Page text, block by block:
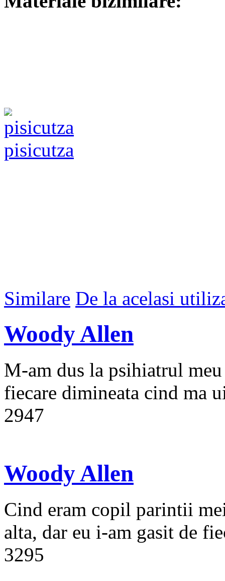
pisicutza
Similare De la acelasi
Woody Allen
M-am dus la psihiatrul
fiecare dimineata cind ma
2947
Woody Allen
Cind eram copil parintii
alta, dar eu i-am gasit de
3295